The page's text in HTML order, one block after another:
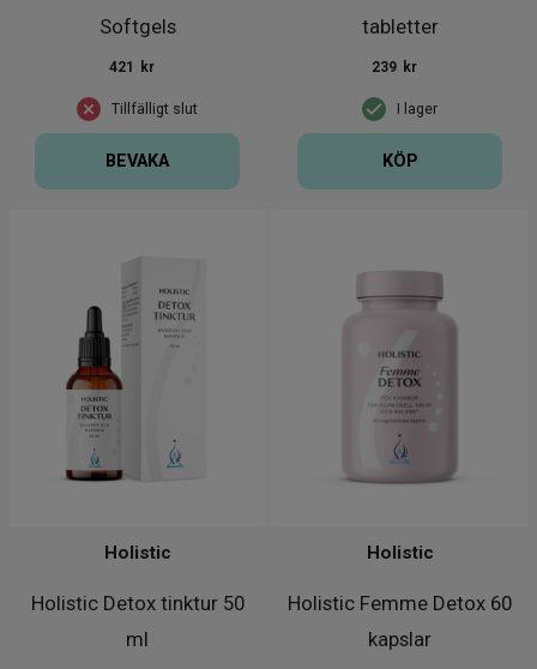
Softgels
Tillfälligt slut
421 kr
BEVAKA
tabletter
I lager
239 kr
KÖP
Holistic Detox tinktur 50
ml
Holistic
Holistic Femme Detox 60
kapslar
Holistic